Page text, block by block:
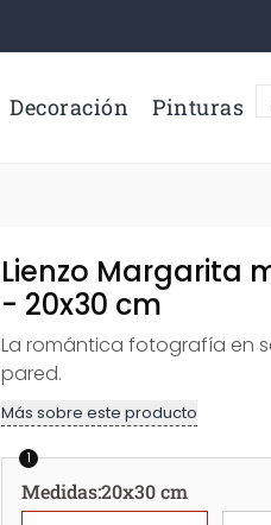
Decoración Pinturas
Lienzo Margarita
- 20x30 cm
La romántica fotografía en
pared.
Más sobre este producto
1
Medidas:20x30 cm